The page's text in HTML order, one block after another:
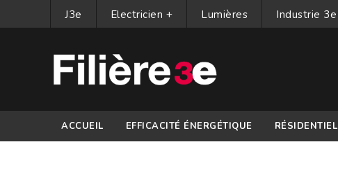
J3e Electricien + Lumières Industrie 3e
ACCUEIL EFFICACITÉ ÉNERGÉTIQUE RÉSIDENTIEL